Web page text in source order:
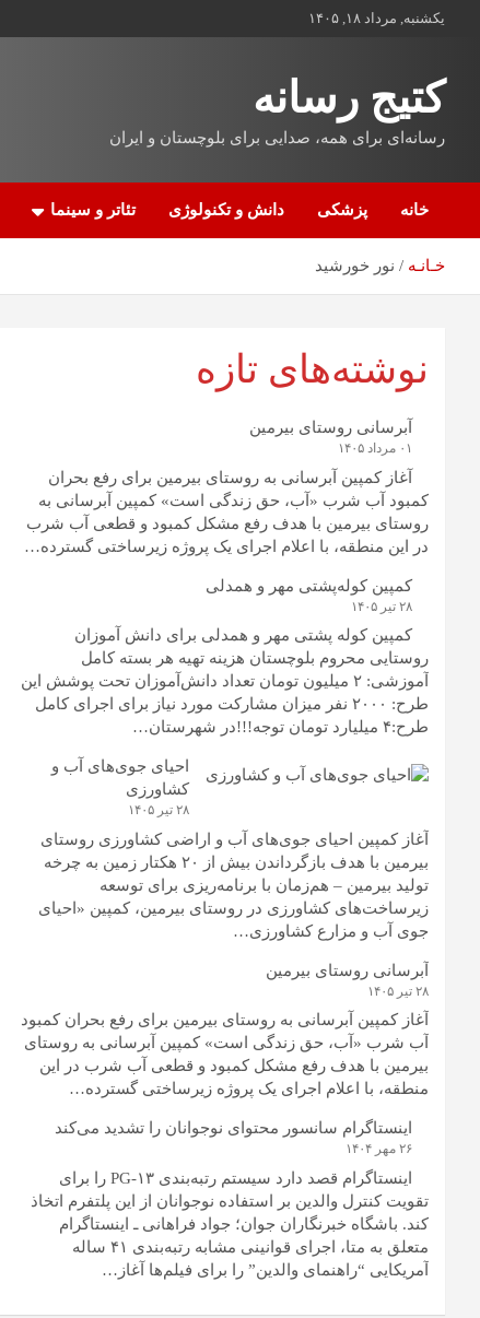
یکشنبه, مرداد ۱۸, ۱۴۰۵
کتیج رسانه
رسانه‌ای برای همه، صدایی برای بلوچستان و ایران
خانه پزشکی دانش و تکنولوژی تئاتر و سینما
خـانـه نور خورشید
نوشته‌های تازه
آبرسانی روستای بیرمین
۰۱ مرداد ۱۴۰۵
آغاز کمپین آبرسانی به روستای بیرمین برای رفع بحران
کمبود آب شرب «آب، حق زندگی است» کمپین آبرسانی به
روستای بیرمین با هدف رفع مشکل کمبود و قطعی آب شرب
در این منطقه، با اعلام اجرای یک پروژه زیرساختی گسترده…
کمپین کوله‌پشتی مهر و همدلی
۲۸ تیر ۱۴۰۵
کمپین کوله‌ پشتی مهر و همدلی برای دانش آموزان
روستایی محروم بلوچستان هزینه تهیه هر بسته کامل
آموزشی: ۲ میلیون تومان تعداد دانش‌آموزان تحت پوشش این
طرح: ۲۰۰۰ نفر میزان مشارکت مورد نیاز برای اجرای کامل
طرح:۴ میلیارد تومان توجه!!!در شهرستان…
احیای جوی‌های آب و
کشاورزی
۲۸ تیر ۱۴۰۵
آغاز کمپین احیای جوی‌های آب و اراضی کشاورزی روستای
بیرمین با هدف بازگرداندن بیش از ۲۰ هکتار زمین به چرخه
تولید بیرمین – هم‌زمان با برنامه‌ریزی برای توسعه
زیرساخت‌های کشاورزی در روستای بیرمین، کمپین «احیای
جوی آب و مزارع کشاورزی…
آبرسانی روستای بیرمین
۲۸ تیر ۱۴۰۵
آغاز کمپین آبرسانی به روستای بیرمین برای رفع بحران کمبود
آب شرب «آب، حق زندگی است» کمپین آبرسانی به روستای
بیرمین با هدف رفع مشکل کمبود و قطعی آب شرب در این
منطقه، با اعلام اجرای یک پروژه زیرساختی گسترده…
اینستاگرام سانسور محتوای نوجوانان را تشدید می‌کند
۲۶ مهر ۱۴۰۴
اینستاگرام قصد دارد سیستم رتبه‌بندی PG-۱۳ را برای
تقویت کنترل والدین بر استفاده نوجوانان از این پلتفرم اتخاذ
کند. باشگاه خبرنگاران جوان؛ جواد فراهانی ـ اینستاگرام
متعلق به متا، اجرای قوانینی مشابه رتبه‌بندی ۴۱ ساله
آمریکایی “راهنمای والدین” را برای فیلم‌ها آغاز…